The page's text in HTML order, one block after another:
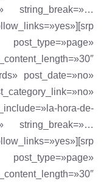
string_break=»…
post_date=»no»
hora-de-
string_break=»…